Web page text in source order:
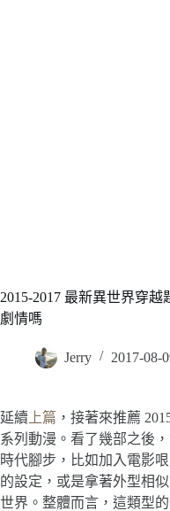
2015-2017 最新異世界穿
劇情嗎
Jerry 2017-08-
延續 上篇 ，接著來推薦
系列動漫。看了幾部之後
時代腳步，比如加入電影
的設定，或是拿著外型相
世界。整體而言，這類型